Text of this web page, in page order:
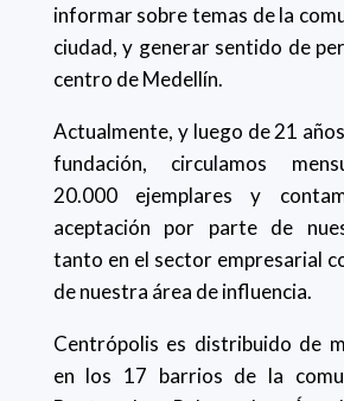
informar sobre temas de la
ciudad, y generar sentido de
centro de Medellín.
Actualmente, y luego de 21
fundación, circulamos
20.000 ejemplares y
aceptación por parte de
tanto en el sector empresarial
de nuestra área de influencia.
Centrópolis es distribuido de
en los 17 barrios de la